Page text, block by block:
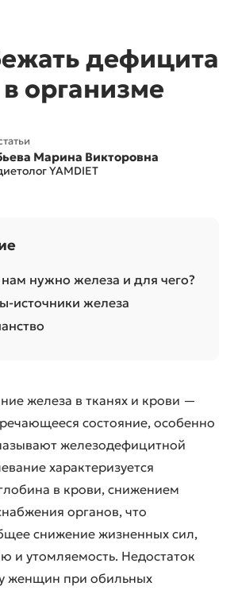
дефицита
организме
Марина Викторовна
YAMDIET
нужно железа и для чего?
источники железа
железа в тканях и крови —
состояние, особенно
железодефицитной
характеризуется
в крови, снижением
органов, что
снижение жизненных сил,
и утомляемость. Недостаток
женщин при обильных